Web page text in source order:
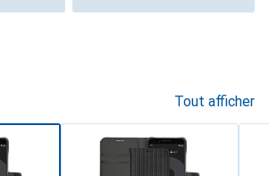
Tout afficher